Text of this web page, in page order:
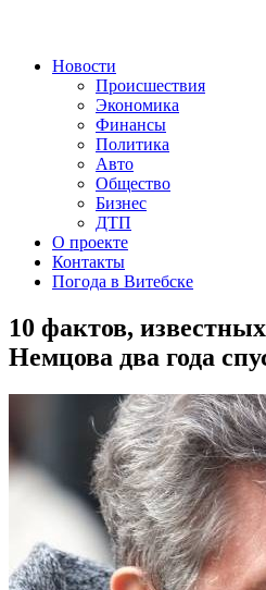
Новости
Происшествия
Экономика
Финансы
Политика
Авто
Общество
Бизнес
ДТП
О проекте
Контакты
Погода в Витебске
10 фактов,
Немцова два года